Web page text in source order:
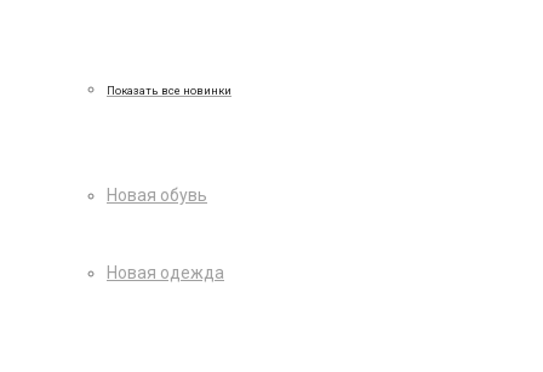
Показать все новинки
Новая обувь
Новая одежда